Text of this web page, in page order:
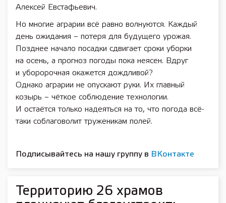
Алексей Евстафьевич.
Но многие аграрии всё равно волнуются. Каждый
день ожидания – потеря для будущего урожая.
Позднее начало посадки сдвигает сроки уборки
на осень, а прогноз погоды пока неясен. Вдруг
и уборорочная окажется дождливой?
Однако аграрии не опускают руки. Их главный
козырь – чёткое соблюдение технологии.
И остаётся только надеяться на то, что погода ­всё-
таки соблаговолит труженикам полей.
Подписывайтесь на нашу группу в ВКонтакте
Территорию 26 храмов